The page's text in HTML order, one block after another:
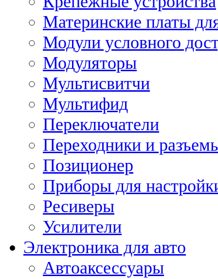
Материнские платы
Модули условного
Модуляторы
Мультисвитчи
Мультифид
Переключатели
Переходники и
Позиционер
Приборы для
Ресиверы
Усилители
Электроника для авто
Автоаксессуары